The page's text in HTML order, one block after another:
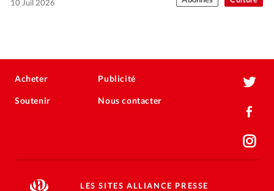
10 Juil 2026
Acheter
Soutenir
Publicité
Nous contacter
LES SITES ALLIANCE PRESSE